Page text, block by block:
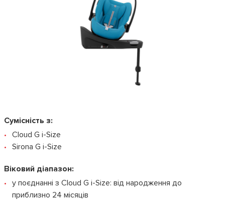
Сумісність з:
Cloud G i-Size
Sirona G i-Size
Віковий діапазон:
у поєднанні з Cloud G i-Size: від народження до
приблизно 24 місяців